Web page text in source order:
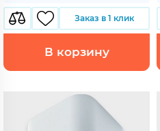
Заказ в 1 клик
В корзину